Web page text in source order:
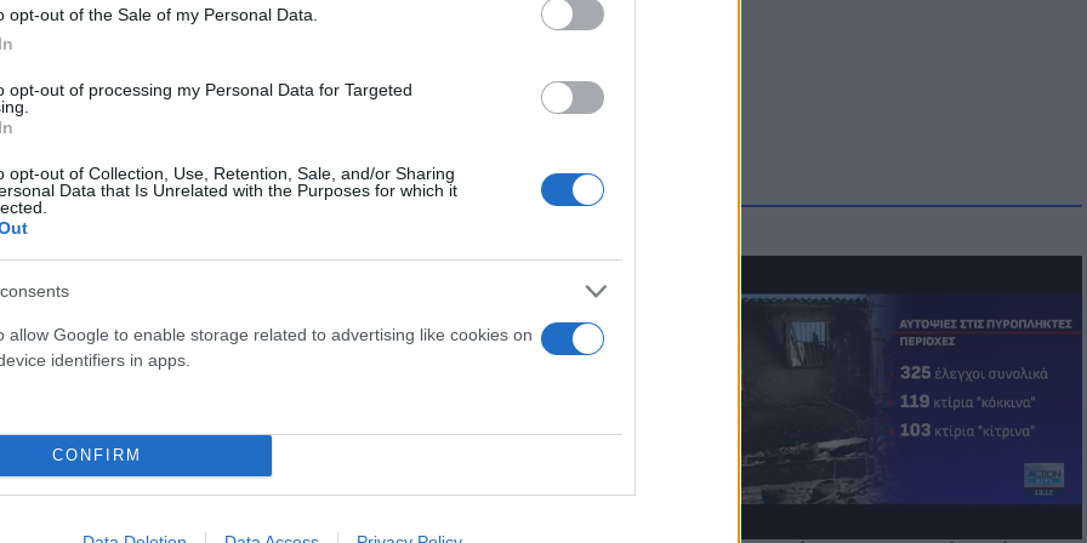
opt-out of the Sale of my Personal Data.
opt-out of processing my Personal Data for Targeted
opt-out of Collection, Use, Retention, Sale, and/or Sharing
Data that Is Unrelated with the Purposes for which it
allow Google to enable storage related to advertising like cookies on
identifiers in apps.
CONFIRM
στην παρουσίαση του
(video)
"φιλίες" μεταξύ διαφορετικών ειδών